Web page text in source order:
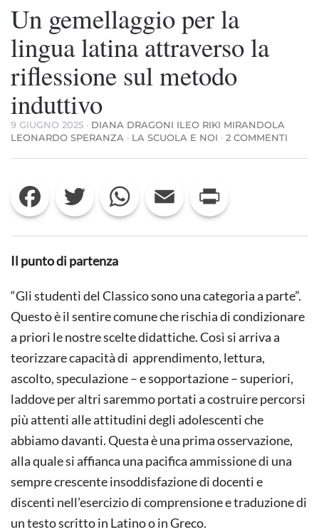
Un gemellaggio per la
lingua latina attraverso la
riflessione sul metodo
induttivo
9 GIUGNO 2025 · DIANA DRAGONI ILEO RIKI MIRANDOLA
LEONARDO SPERANZA · LA SCUOLA E NOI · 2 COMMENTI
LA
Facebook Twitter WhatsApp Email
Il punto di partenza
“Gli studenti del Classico sono una categoria a parte”.
Questo è il sentire comune che rischia di condizionare
a priori le nostre scelte didattiche. Così si arriva a
teorizzare capacità di apprendimento, lettura,
ascolto, speculazione – e sopportazione – superiori,
laddove per altri saremmo portati a costruire percorsi
più attenti alle attitudini degli adolescenti che
abbiamo davanti. Questa è una prima osservazione,
alla quale si affianca una pacifica ammissione di una
sempre crescente insoddisfazione di docenti e
discenti nell’esercizio di comprensione e traduzione di
un testo scritto in Latino o in Greco.